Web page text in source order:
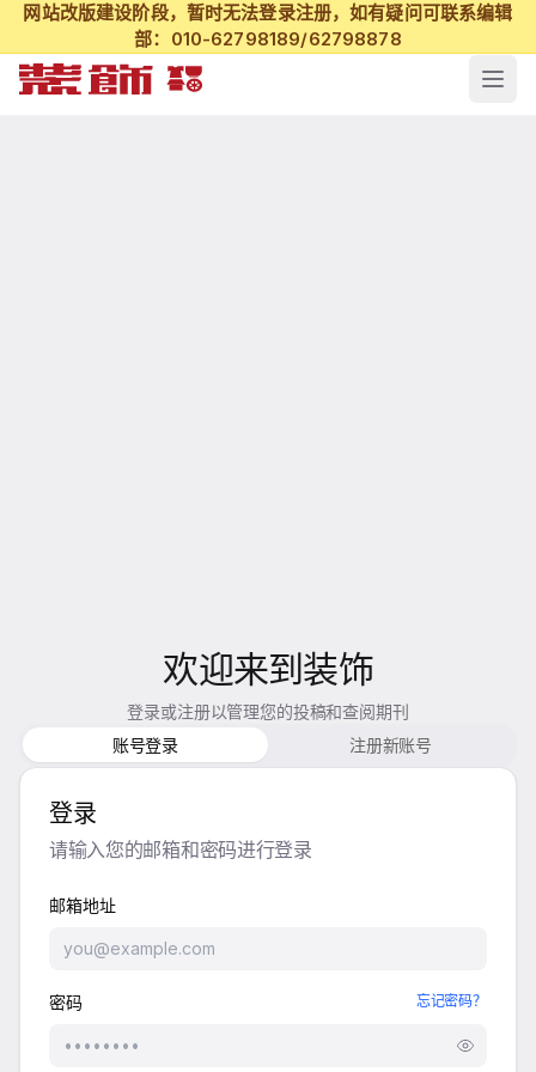
网站改版建设阶段，暂时无法登录注册，如有疑问可联系编辑
部：010-62798189/62798878
欢迎来到装饰
登录或注册以管理您的投稿和查阅期刊
账号登录
注册新账号
登录
请输入您的邮箱和密码进行登录
邮箱地址
密码 忘记密码？